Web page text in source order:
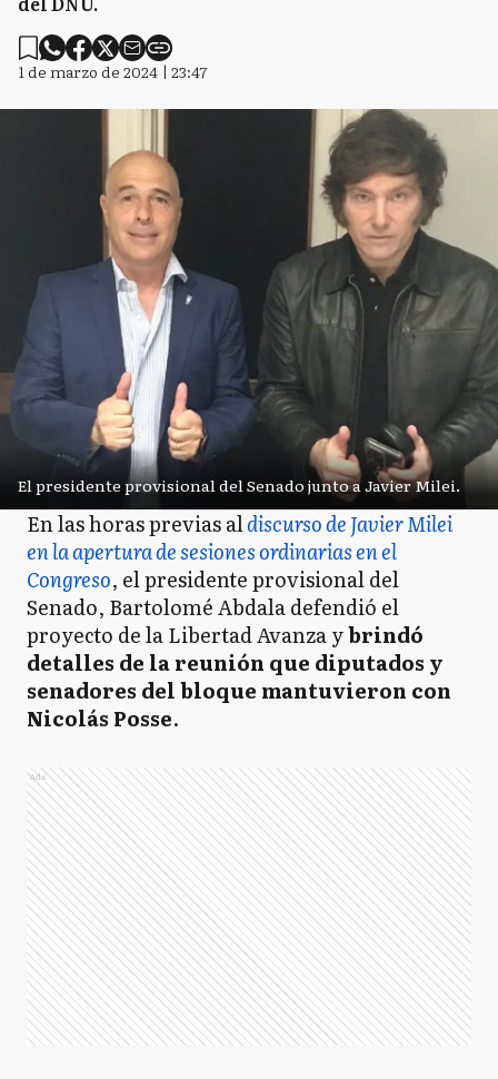
1 de marzo de 2024 | 23:47
El presidente provisional del Senado junto a Javier Milei.
En las horas previas aldiscurso de Javier Milei
en la apertura de sesiones ordinarias en el
Congreso, el presidente provisional del
Senado, Bartolomé Abdala defendió el
proyecto de la Libertad Avanza ybrindó
detalles de la reunión que diputados y
senadores del bloque mantuvieron con
Nicolás Posse.
Ads